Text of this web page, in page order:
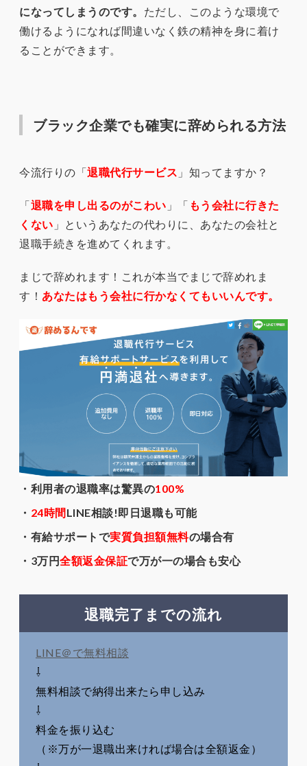
になってしまうのです。 ただし、このような環境で
働けるようになれば間違いなく鉄の精神を身に着け
ることができます。
ブラック企業でも確実に辞められる方法
今流行りの「退職代行サービス 」知ってますか？
「退職を申し出るのがこわい 」「 もう会社に行きた
くない 」というあなたの代わりに、あなたの会社と
退職手続きを進めてくれます。
まじで辞めれます！これが本当でまじで辞めれま
す！ あなたはもう会社に行かなくてもいいんです。
・利用者の退職率は驚異の100%
・ 24時間 LINE相談!即日退職も可能
・有給サポートで実質負担額無料の場合有
・3万円全額返金保証で万が一の場合も安心
退職完了までの流れ
LINE＠で無料相談
⇩
無料相談で納得出来たら申し込み
⇩
料金を振り込む
（※万が一退職出来ければ場合は全額返金）